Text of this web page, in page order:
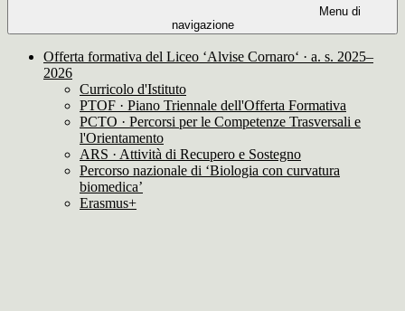
Menu di
navigazione
Offerta formativa del Liceo ‘Alvise Cornaro‘ · a. s. 2025–
2026
Curricolo d'Istituto
PTOF · Piano Triennale dell'Offerta Formativa
PCTO · Percorsi per le Competenze Trasversali e
l'Orientamento
ARS · Attività di Recupero e Sostegno
Percorso nazionale di ‘Biologia con curvatura
biomedica’
Erasmus+